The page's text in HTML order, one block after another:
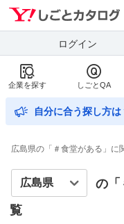
ログイン
企業を探す しごとQA
自分に合う探し方
広島県の「＃食堂がある」に
の「
覧